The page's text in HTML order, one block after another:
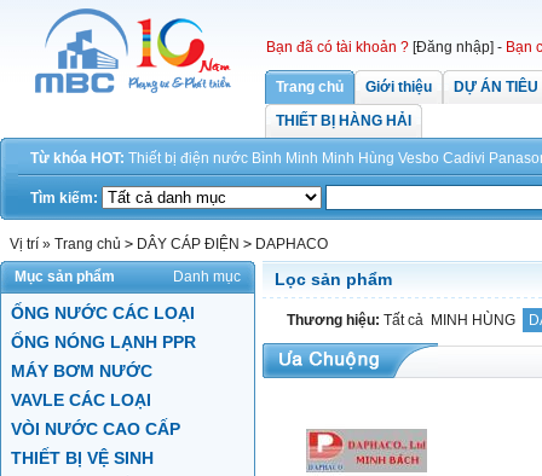
Bạn đã có tài khoản ? [Đăng nhập] - Bạn
Trang chủ Giới thiệu
DỰ ÁN
THIẾT BỊ HÀNG HẢI
Từ khóa HOT: Thiết bị điện nước Bình Minh Minh Hùng Vesbo Cadivi
Tìm kiếm:
Vị trí » Trang chủ > DÂY CÁP ĐIỆN > DAPHACO
Mục sản phẩm
Danh mục
ỐNG NƯỚC CÁC LOẠI
ỐNG NÓNG LẠNH PPR
MÁY BƠM NƯỚC
VAVLE CÁC LOẠI
VÒI NƯỚC CAO CẤP
THIẾT BỊ VỆ SINH
Lọc sản phẩm
Thương hiệu: Tất cả MINH HÙNG